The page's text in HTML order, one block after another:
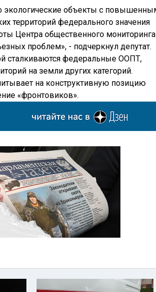
экологические объекты с
территорий федерального значения
Центра общественного мониторинга
проблем», - подчеркнул депутат.
сталкиваются федеральные ООПТ,
на земли других категорий.
на конструктивную позицию
«фронтовиков».